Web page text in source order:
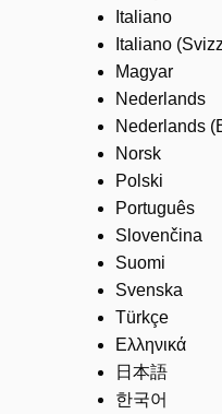
Italiano
Italiano
Magyar
Nederlands
Nederlands
Norsk
Polski
Português
Slovenčina
Suomi
Svenska
Türkçe
Ελληνικά
日本語
한국어